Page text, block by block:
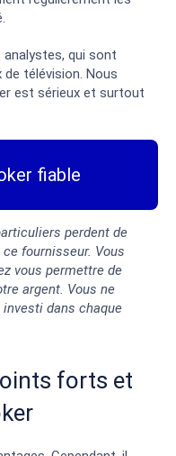
qui sont
de télévision. Nous
est sérieux et surtout
fiable
perdent de
fournisseur. Vous
vous permettre de
argent. Vous ne
dans chaque
forts et